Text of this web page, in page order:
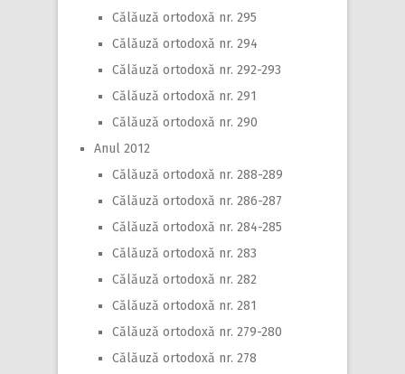
Călăuză ortodoxă nr. 295
Călăuză ortodoxă nr. 294
Călăuză ortodoxă nr. 292-293
Călăuză ortodoxă nr. 291
Călăuză ortodoxă nr. 290
Anul 2012
Călăuză ortodoxă nr. 288-289
Călăuză ortodoxă nr. 286-287
Călăuză ortodoxă nr. 284-285
Călăuză ortodoxă nr. 283
Călăuză ortodoxă nr. 282
Călăuză ortodoxă nr. 281
Călăuză ortodoxă nr. 279-280
Călăuză ortodoxă nr. 278